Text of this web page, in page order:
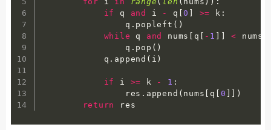
if
q and i - q [0 >= k :
                q
. popleft ( )
while
q and nums q - 1 < nums
                q
. pop ( )
            q
. append ( i )
if i >= k - 1 :
                res
. append ( nums q 0
)
return
res